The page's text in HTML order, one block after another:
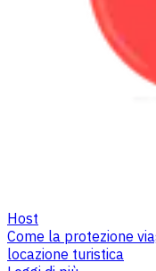
Host
Come la protezione
locazione turistica